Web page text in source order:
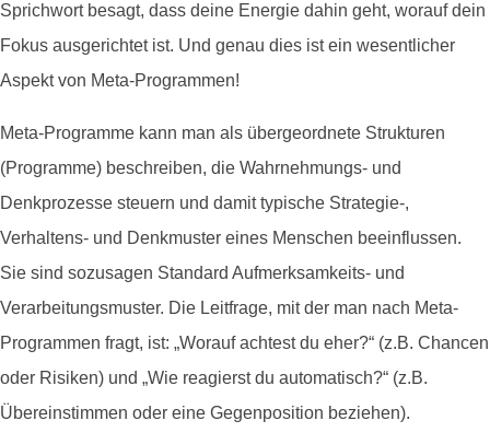
Sprichwort besagt, dass deine Energie dahin geht, worauf dein
Fokus ausgerichtet ist. Und genau dies ist ein wesentlicher
Aspekt von Meta-Programmen!
Meta-Programme kann man als übergeordnete Strukturen
(Programme) beschreiben, die Wahrnehmungs- und
Denkprozesse steuern und damit typische Strategie-,
Verhaltens- und Denkmuster eines Menschen beeinflussen.
Sie sind sozusagen Standard Aufmerksamkeits- und
Verarbeitungsmuster. Die Leitfrage, mit der man nach Meta-
Programmen fragt, ist: „Worauf achtest du eher?“ (z.B. Chancen
oder Risiken) und „Wie reagierst du automatisch?“ (z.B.
Übereinstimmen oder eine Gegenposition beziehen).